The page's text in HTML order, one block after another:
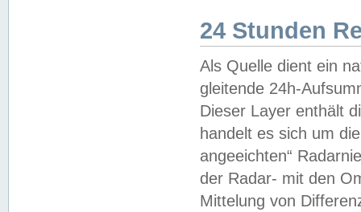
24 Stunden
Als Quelle dient ein
gleitende 24h-
Dieser Layer enthält
handelt es sich um
angeeichten“
der Radar- mit den
Mittelung von